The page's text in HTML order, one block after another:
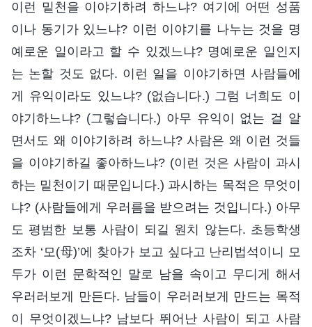
이런 밑천을 이야기하려 하느냐? 여기에 어떤 성품
이나 동기가 있느냐? 이런 이야기를 나누는 것을 명
예로운 일이라고 할 수 있겠느냐? 명예로운 일인지
는 논할 것도 없다. 이런 일을 이야기하면 사람들에
게 유익이라도 있느냐? (없습니다.) 그럼 너희도 이
야기하느냐? (그렇습니다.) 아무 유익이 없는 걸 알
면서도 왜 이야기하려 하느냐? 사람은 왜 이런 것들
을 이야기하길 좋아하느냐? (이런 것은 사람이 과시
하는 밑천이기 때문입니다.) 과시하는 목적은 무엇이
냐? (사람들에게 우러름을 받으려는 것입니다.) 아무
도 평범한 보통 사람이 되길 원치 않는다. 초등학생
조차 ‘모(母)’에 찾아가 보고 싶다고 난리법석이니 모
두가 이런 문학적인 말로 남을 속이고 무디게 해서
우러러보게 만든다. 남들이 우러러보게 만드는 목적
이 무엇이겠느냐? 남보다 뛰어난 사람이 되고 사람